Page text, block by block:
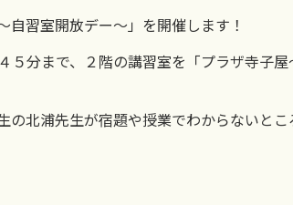
習室開放デー～」を開催します！
５分まで、２階の講習室を「プラザ寺子
の北浦先生が宿題や授業でわからないと